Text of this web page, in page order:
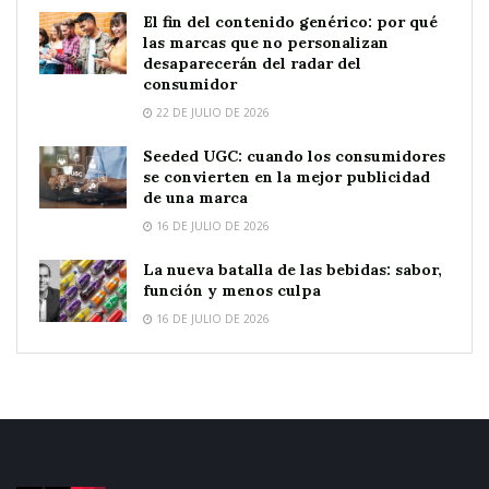
El fin del contenido genérico: por qué
las marcas que no personalizan
desaparecerán del radar del
consumidor
22 DE JULIO DE 2026
Seeded UGC: cuando los consumidores
se convierten en la mejor publicidad
de una marca
16 DE JULIO DE 2026
La nueva batalla de las bebidas: sabor,
función y menos culpa
16 DE JULIO DE 2026